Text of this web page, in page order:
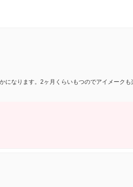
なります。2ヶ月くらいもつのでアイメーク